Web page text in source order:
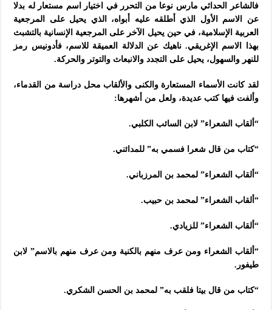
فالشاعر الحداثي مارس نوعا من التحرر في اختيار اسم مستعار له بدلا
عن الاسم الأول الذي أطلقه عليه أبواه، الذي يحيل على المرجعية
العربية الإسلامية، في حين يحيل الآخر على المرجعية الإنسانية بالتشبث
بهذا الاسم الإغريقي. ناهيك عن الدلالة العميقة للاسم، فأدونيس رمز
للنهر والسهول، يحيل على التجدد والانبعاث والتوتر والحركة.
لقد كانت الأسماء المستعارة والكنى والألقاب محل دراسة من القدماء،
وألفت فيها كتب عديدة، ولعل من أشهرها:
“ألقاب الشعراء” لابن السائب الكلبي.
“كتاب من قال شعرا فسمي به” للمدائني.
“ألقاب الشعراء” لمحمد بن المرزباني.
“ألقاب الشعراء” لمحمد بن حبيب.
“ألقاب الشعراء” للزيادي.
“ألقاب الشعراء ومن عرف منهم بالكنية ومن عرف منهم بالاسم” لابن
طيفور.
“كتاب من قال بيتا فلقب به” لمحمد بن الحسن الشكري.